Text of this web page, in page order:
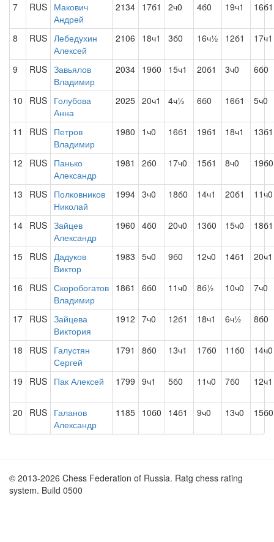
7 RUS Макович
Андрей
2134 17б1 2ч0 4б0 19ч1 16б1
8 RUS Лебедухин
Алексей
2106 18ч1 3б0 16ч½ 12б1 17ч1
9 RUS Завьялов
Владимир
2034 19б0 15ч1 20б1 3ч0 6б0
10 RUS Голубова
Анна
2025 20ч1 4ч½ 6б0 16б1 5ч0
11 RUS Петров
Владимир
1980 1ч0 16б1 19б1 18ч1 13б1
12 RUS Панько
Александр
1981 2б0 17ч0 15б1 8ч0 19б0
13 RUS Полковников
Николай
1994 3ч0 18б0 14ч1 20б1 11ч0
14 RUS Зайцев
Александр
1960 4б0 20ч0 13б0 15ч0 18б1
15 RUS Дадуков
Виктор
1983 5ч0 9б0 12ч0 14б1 20ч1
16 RUS Скоробогатов
Владимир
1861 6б0 11ч0 8б½ 10ч0 7ч0
17 RUS Зайцева
Виктория
1912 7ч0 12б1 18ч1 6ч½ 8б0
18 RUS Галустян
Сергей
1791 8б0 13ч1 17б0 11б0 14ч0
19 RUS Пак Алексей 1799 9ч1 5б0 11ч0 7б0 12ч1
20 RUS Галанов
Александр
1185 10б0 14б1 9ч0 13ч0 15б0
© 2013-2026 Chess Federation of Russia. Ratg chess rating
system. Build 0500